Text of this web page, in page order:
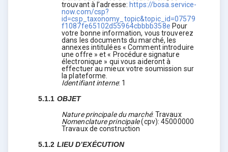
trouvant à l’adresse: https://bosa.service-
now.com/csp?
id=csp_taxonomy_topic&topic_id=07579
f1087fe65102d55964cbbbb358e Pour
votre bonne information, vous trouverez
dans les documents du marché, les
annexes intitulées « Comment introduire
une offre » et « Procédure signature
électronique » qui vous aideront à
effectuer au mieux votre soumission sur
la plateforme.
Identifiant interne: 1
5.1.1 OBJET
Nature principale du marché: Travaux
Nomenclature principale(cpv):45000000
Travaux de construction
5.1.2 LIEU D’EXÉCUTION